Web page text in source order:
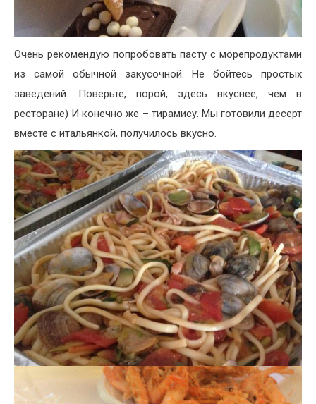
Очень рекомендую попробовать пасту с морепродуктами
из самой обычной закусочной. Не бойтесь простых
заведений. Поверьте, порой, здесь вкуснее, чем в
ресторане) И конечно же – тирамису. Мы готовили десерт
вместе с итальянкой, получилось вкусно.